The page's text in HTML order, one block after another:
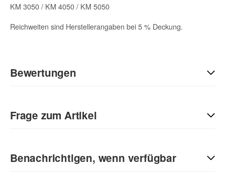
KM 3050 / KM 4050 / KM 5050
Reichweiten sind Herstellerangaben bei 5 % Deckung.
Bewertungen
Sie Anderen bei der Kaufentscheidung:
Frage zum Artikel
Anrede
Benachrichtigen, wenn verfügbar